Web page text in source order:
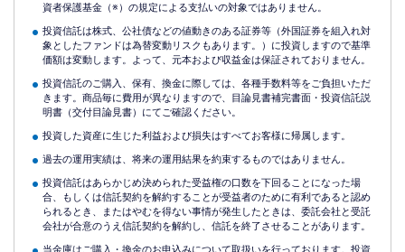
資者保護基金（※）の規定による支払いの対象ではありません。
投資信託は株式、公社債などの値動きのある証券等（外国証券を組入れ対
象としたファンドは為替変動リスクもあります。）に投資しますので基準
価額は変動します。よって、元本および収益金は保証されておりません。
投資信託のご購入、保有、換金に際しては、各種手数料等をご負担いただ
きます。商品毎に費用が異なりますので、目論見書補完書面・投資信託説
明書（交付目論見書）にてご確認ください。
投資した資産に生じた利益および損失はすべてお客様に帰属します。
過去の運用実績は、将来の運用結果を約束するものではありません。
投資信託はあらかじめ決められた受益権の口数を下回ることになった場
合、もしくは信託契約を解約することが受益者のために有利であると認め
られるとき、またはやむを得ない事情が発生したときは、委託会社と受託
会社が合意のうえ信託契約を解約し、信託を終了させることがあります。